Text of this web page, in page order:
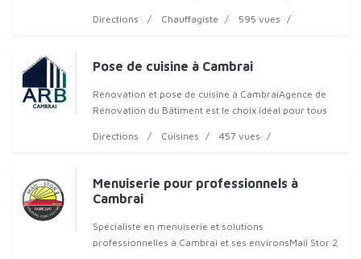
intervenons à Valenciennes, Cambrai, Douai,
Directions Chauffagiste 595 vues
Pose de cuisine à Cambrai
Rénovation et pose de cuisine à CambraiAgence de
Rénovation du Bâtiment est le choix idéal pour tous
Directions
Cuisines 457 vues
Menuiserie pour professionnels à
Cambrai
Spécialiste en menuiserie et solutions
professionnelles à Cambrai et ses environsMail Stor 2